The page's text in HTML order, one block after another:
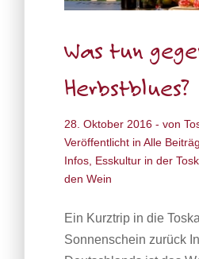
Was tun
Herbstblues?
28. Oktober 2016 - von
Veröffentlicht in Alle
Infos, Esskultur in der
den Wein
Ein Kurztrip in die
Sonnenschein zurück